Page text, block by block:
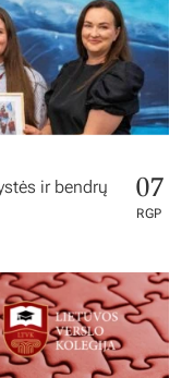
ir bendrų
07
RGP